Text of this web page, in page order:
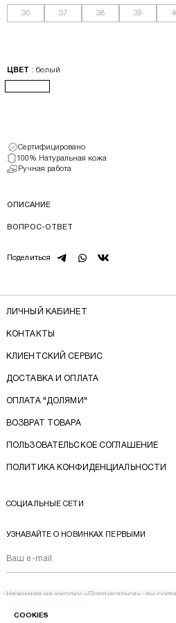
36 37 38 39
ЦВЕТ : белый
Сертифицировано
100% Натуральная кожа
Ручная работа
ОПИСАНИЕ
ВОПРОС-ОТВЕТ
Поделиться telegramwhatsapp
vk
ЛИЧНЫЙ КАБИНЕТ
КОНТАКТЫ
КЛИЕНТСКИЙ СЕРВИС
ДОСТАВКА И ОПЛАТА
ОПЛАТА "ДОЛЯМИ"
ВОЗВРАТ ТОВАРА
ПОЛЬЗОВАТЕЛЬСКОЕ СОГЛАШЕНИЕ
ПОЛИТИКА КОНФИДЕНЦИАЛЬНОСТИ
СОЦИАЛЬНЫЕ СЕТИ
УЗНАВАЙТЕ О НОВИНКАХ ПЕРВЫМИ
Нажимая на кнопку «Подписаться», вы
COOKIES